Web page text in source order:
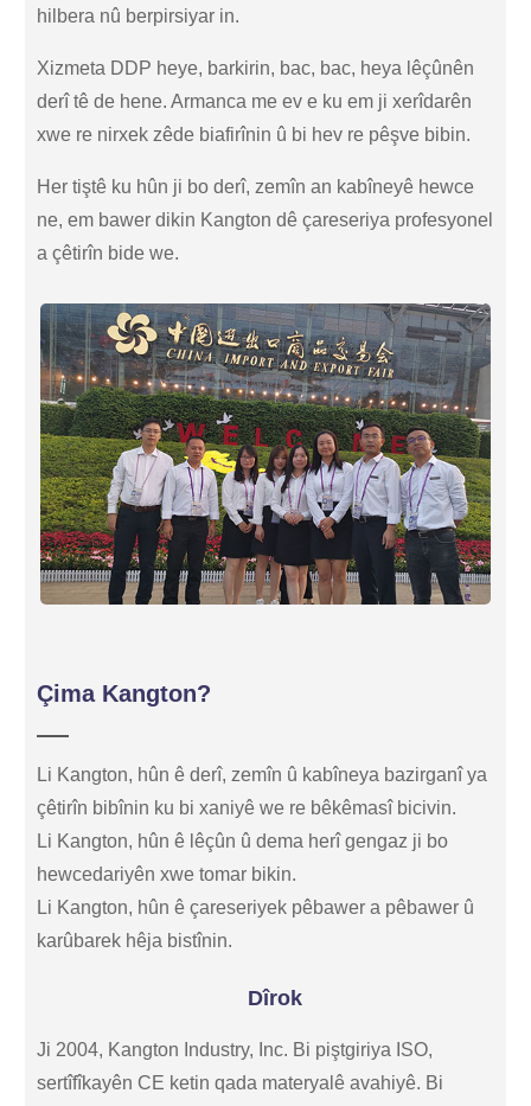
hilbera nû berpirsiyar in.
Xizmeta DDP heye, barkirin, bac, bac, heya lêçûnên
derî tê de hene. Armanca me ev e ku em ji xerîdarên
xwe re nirxek zêde biafirînin û bi hev re pêşve bibin.
Her tiştê ku hûn ji bo derî, zemîn an kabîneyê hewce
ne, em bawer dikin Kangton dê çareseriya profesyonel
a çêtirîn bide we.
Çima Kangton?
Li Kangton, hûn ê derî, zemîn û kabîneya bazirganî ya
çêtirîn bibînin ku bi xaniyê we re bêkêmasî bicivin.
Li Kangton, hûn ê lêçûn û dema herî gengaz ji bo
hewcedariyên xwe tomar bikin.
Li Kangton, hûn ê çareseriyek pêbawer a pêbawer û
karûbarek hêja bistînin.
Dîrok
Ji 2004, Kangton Industry, Inc. Bi piştgiriya ISO,
sertîfîkayên CE ketin qada materyalê avahiyê. Bi